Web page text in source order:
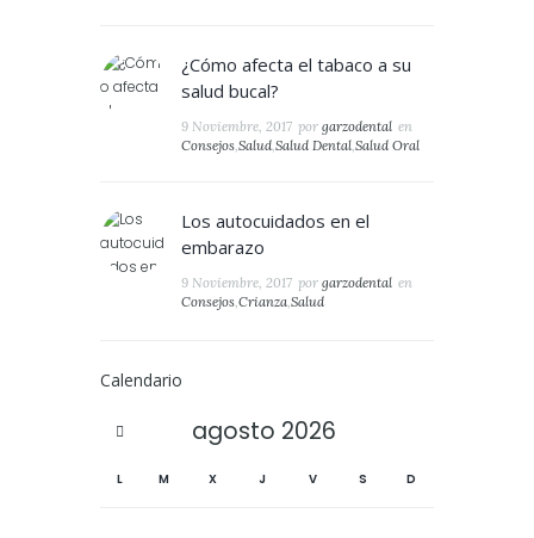
¿Cómo afecta el tabaco a su
salud bucal?
9 Noviembre, 2017 por garzodental en
Consejos,Salud,Salud Dental,Salud Oral
Los autocuidados en el
embarazo
9 Noviembre, 2017 por garzodental en
Consejos,Crianza,Salud
Calendario
agosto 2026
L M X J V S D